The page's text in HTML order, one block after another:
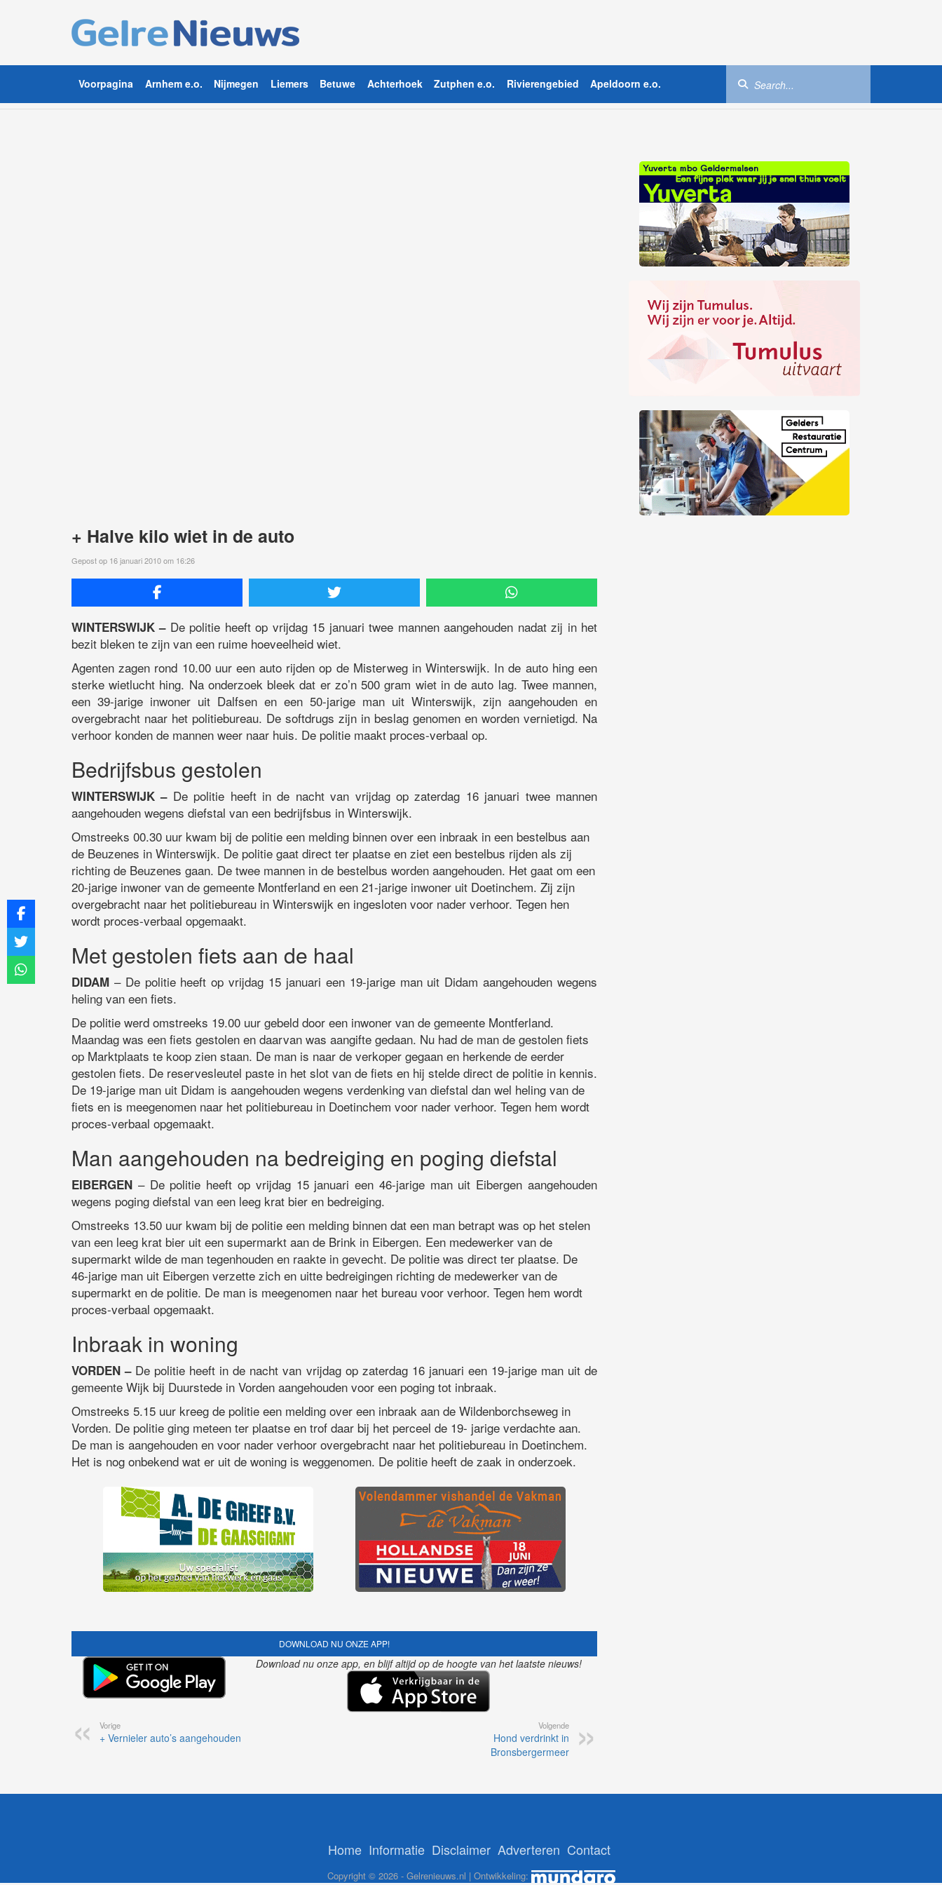
Voorpagina Arnhem e.o. Nijmegen Liemers Betuwe Achterhoek Zutphen e.o. Rivierengebied Apeldoorn e.o.
+ Halve kilo wiet in de auto
Gepost op 16 januari 2010 om 16:26
WINTERSWIJK –De politie heeft op vrijdag 15 januari twee mannen aangehouden nadat zij in het
bezit bleken te zijn van een ruime hoeveelheid wiet.
Agenten zagen rond 10.00 uur een auto rijden op de Misterweg in Winterswijk. In de auto hing een
sterke wietlucht hing. Na onderzoek bleek dat er zo’n 500 gram wiet in de auto lag. Twee mannen,
een 39-jarige inwoner uit Dalfsen en een 50-jarige man uit Winterswijk, zijn aangehouden en
overgebracht naar het politiebureau. De softdrugs zijn in beslag genomen en worden vernietigd. Na
verhoor konden de mannen weer naar huis. De politie maakt proces-verbaal op.
Bedrijfsbus gestolen
WINTERSWIJK –De politie heeft in de nacht van vrijdag op zaterdag 16 januari twee mannen
aangehouden wegens diefstal van een bedrijfsbus in Winterswijk.
Omstreeks 00.30 uur kwam bij de politie een melding binnen over een inbraak in een bestelbus aan
de Beuzenes in Winterswijk. De politie gaat direct ter plaatse en ziet een bestelbus rijden als zij
richting de Beuzenes gaan. De twee mannen in de bestelbus worden aangehouden. Het gaat om een
20-jarige inwoner van de gemeente Montferland en een 21-jarige inwoner uit Doetinchem. Zij zijn
overgebracht naar het politiebureau in Winterswijk en ingesloten voor nader verhoor. Tegen hen
wordt proces-verbaal opgemaakt.
Met gestolen fiets aan de haal
DIDAM – De politie heeft op vrijdag 15 januari een 19-jarige man uit Didam aangehouden wegens
heling van een fiets.
De politie werd omstreeks 19.00 uur gebeld door een inwoner van de gemeente Montferland.
Maandag was een fiets gestolen en daarvan was aangifte gedaan. Nu had de man de gestolen fiets
op Marktplaats te koop zien staan. De man is naar de verkoper gegaan en herkende de eerder
gestolen fiets. De reservesleutel paste in het slot van de fiets en hij stelde direct de politie in kennis.
De 19-jarige man uit Didam is aangehouden wegens verdenking van diefstal dan wel heling van de
fiets en is meegenomen naar het politiebureau in Doetinchem voor nader verhoor. Tegen hem wordt
proces-verbaal opgemaakt.
Man aangehouden na bedreiging en poging diefstal
EIBERGEN – De politie heeft op vrijdag 15 januari een 46-jarige man uit Eibergen aangehouden
wegens poging diefstal van een leeg krat bier en bedreiging.
Omstreeks 13.50 uur kwam bij de politie een melding binnen dat een man betrapt was op het stelen
van een leeg krat bier uit een supermarkt aan de Brink in Eibergen. Een medewerker van de
supermarkt wilde de man tegenhouden en raakte in gevecht. De politie was direct ter plaatse. De
46-jarige man uit Eibergen verzette zich en uitte bedreigingen richting de medewerker van de
supermarkt en de politie. De man is meegenomen naar het bureau voor verhoor. Tegen hem wordt
proces-verbaal opgemaakt.
Inbraak in woning
VORDEN –De politie heeft in de nacht van vrijdag op zaterdag 16 januari een 19-jarige man uit de
gemeente Wijk bij Duurstede in Vorden aangehouden voor een poging tot inbraak.
Omstreeks 5.15 uur kreeg de politie een melding over een inbraak aan de Wildenborchseweg in
Vorden. De politie ging meteen ter plaatse en trof daar bij het perceel de 19- jarige verdachte aan.
De man is aangehouden en voor nader verhoor overgebracht naar het politiebureau in Doetinchem.
Het is nog onbekend wat er uit de woning is weggenomen. De politie heeft de zaak in onderzoek.
DOWNLOAD NU ONZE APP!
Download nu onze app, en blijf altijd op de hoogte van het laatste nieuws!
Vorige
+ Vernieler auto’s aangehouden
Volgende
Hond verdrinkt in
Bronsbergermeer
Home Informatie Disclaimer Adverteren Contact
Copyright © 2026 - Gelrenieuws.nl | Ontwikkeling: